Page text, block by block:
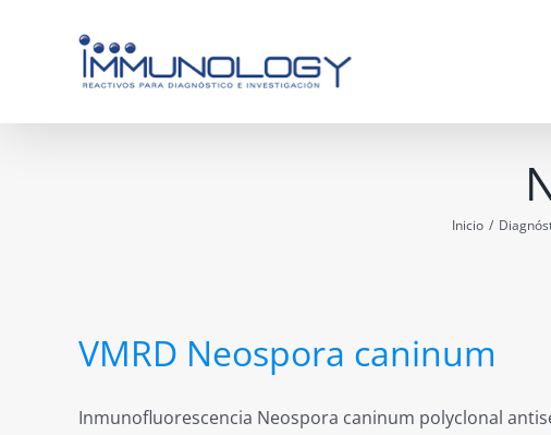
Inicio /
VMRD Neospora caninum
Inmunofluorescencia Neospora caninum polyclonal